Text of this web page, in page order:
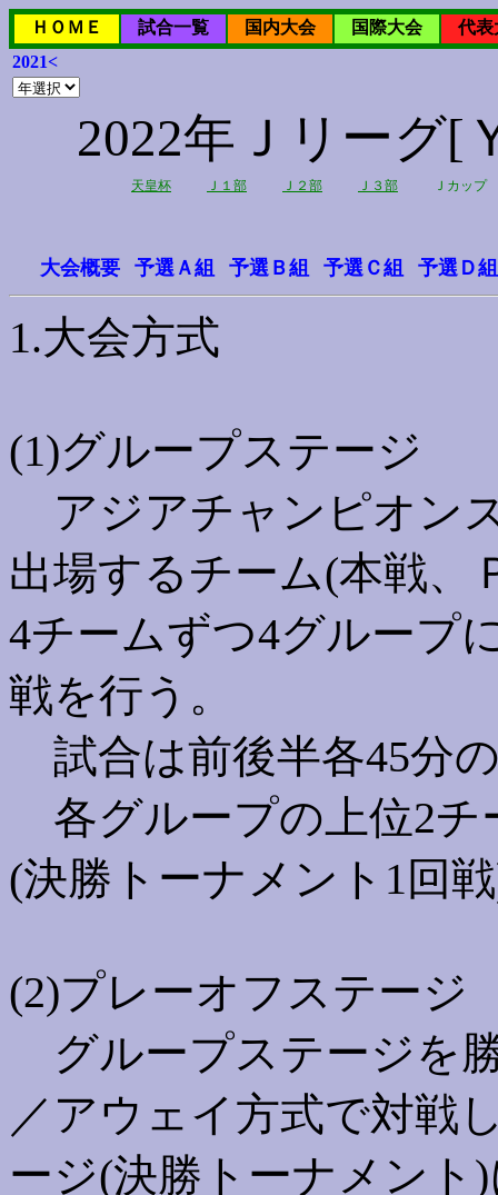
ＨＯＭＥ 試合一覧 国内大会 国際大会
代表
2021<
2022年Ｊリーグ[
天皇杯 Ｊ１部 Ｊ２部 Ｊ３部 Ｊカップ
大会概要 予選Ａ組 予選Ｂ組 予選Ｃ組 予選Ｄ組
1.大会方式
(1)グループステージ
アジアチャンピオン
出場するチーム(本戦、
4チームずつ4グループ
戦を行う。
試合は前後半各45分
各グループの上位2チ
(決勝トーナメント1回
(2)プレーオフステージ
グループステージを
／アウェイ方式で対戦
ージ(決勝トーナメント